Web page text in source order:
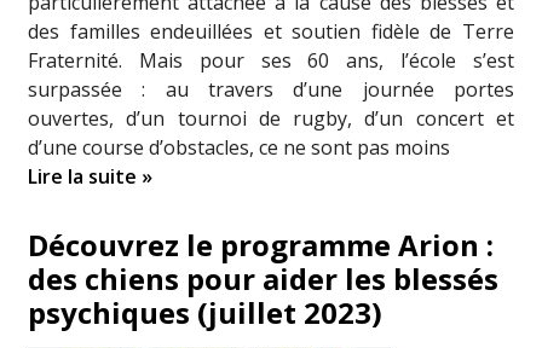
des familles endeuillées et soutien fidèle de Terre
Fraternité. Mais pour ses 60 ans, l’école s’est
surpassée : au travers d’une journée portes
ouvertes, d’un tournoi de rugby, d’un concert et
d’une course d’obstacles, ce ne sont pas moins
Lire la suite »
Découvrez le programme Arion :
des chiens pour aider les blessés
psychiques (juillet 2023)